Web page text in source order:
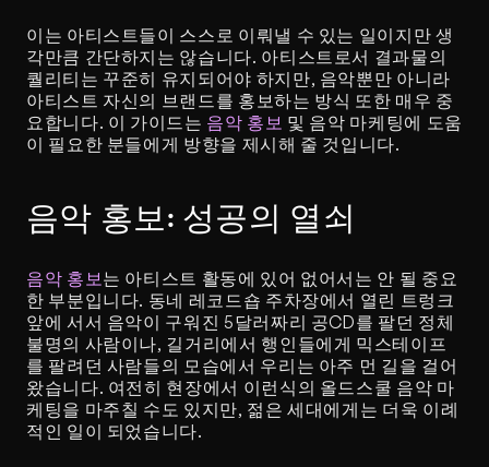
이는 아티스트들이 스스로 이뤄낼 수 있는 일이지만 생
각만큼 간단하지는 않습니다. 아티스트로서 결과물의
퀄리티는 꾸준히 유지되어야 하지만, 음악뿐만 아니라
아티스트 자신의 브랜드를 홍보하는 방식 또한 매우 중
요합니다. 이 가이드는 음악 홍보 및 음악 마케팅에 도움
이 필요한 분들에게 방향을 제시해 줄 것입니다.
음악 홍보: 성공의 열쇠
음악 홍보는 아티스트 활동에 있어 없어서는 안 될 중요
한 부분입니다. 동네 레코드숍 주차장에서 열린 트렁크
앞에 서서 음악이 구워진 5달러짜리 공CD를 팔던 정체
불명의 사람이나, 길거리에서 행인들에게 믹스테이프
를 팔려던 사람들의 모습에서 우리는 아주 먼 길을 걸어
왔습니다. 여전히 현장에서 이런식의 올드스쿨 음악 마
케팅을 마주칠 수도 있지만, 젊은 세대에게는 더욱 이례
적인 일이 되었습니다.